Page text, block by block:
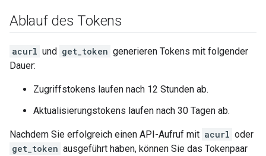
Ablauf des Tokens
acurl und get_token generieren Tokens mit folgender
Dauer:
Zugriffstokens laufen nach 12 Stunden ab.
Aktualisierungstokens laufen nach 30 Tagen ab.
Nachdem Sie erfolgreich einen API-Aufruf mit acurl oder
get_token ausgeführt haben, können Sie das Tokenpaar